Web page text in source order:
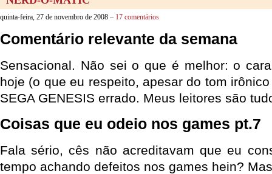
quinta-feira, 27 de novembro de 2008 – 17 comentários
Comentário relevante da semana
Sensacional. Não sei o que é melhor: o
hoje (o que eu respeito, apesar do tom
SEGA GENESIS errado. Meus leitores são
Coisas que eu odeio nos games pt.7
Fala sério, cês não acreditavam que eu
tempo achando defeitos nos games hein?